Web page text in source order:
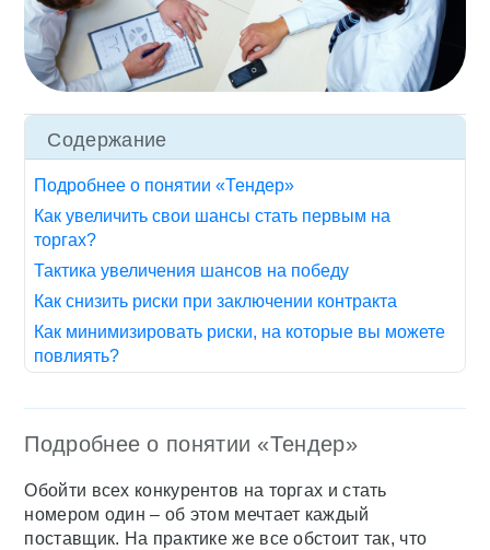
Содержание
Подробнее о понятии «Тендер»
Как увеличить свои шансы стать первым на
торгах?
Тактика увеличения шансов на победу
Как снизить риски при заключении контракта
Как минимизировать риски, на которые вы можете
повлиять?
Подробнее о понятии «Тендер»
Обойти всех конкурентов на торгах и стать
номером один – об этом мечтает каждый
поставщик. На практике же все обстоит так, что